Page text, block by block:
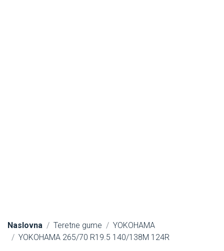
Naslovna Teretne gume
YOKOHAMA
YOKOHAMA 265/70 R19.5 140/138M 124R